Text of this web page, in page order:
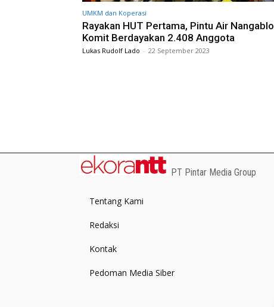
UMKM dan Koperasi
Rayakan HUT Pertama, Pintu Air Nangablo
Komit Berdayakan 2.408 Anggota
Lukas Rudolf Lado - 22 September 2023
PT Pintar Media Group
Tentang Kami
Redaksi
Kontak
Pedoman Media Siber